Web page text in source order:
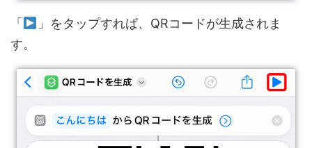
「
」をタップすれば、QRコードが生成されま
す。